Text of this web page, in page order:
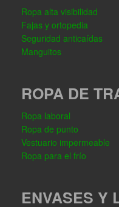
Ropa alta visibilidad
Fajas y ortopedia
Seguridad anticaídas
Manguitos
ROPA DE
Ropa laboral
Ropa de punto
Vestuario impermeable
Ropa para el frío
ENVASES Y